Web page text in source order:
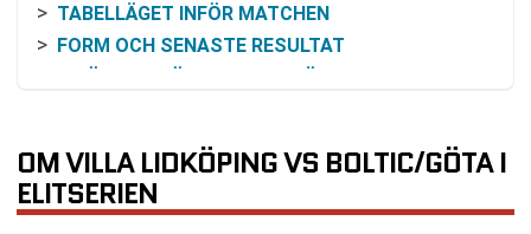
TABELLÄGET INFÖR MATCHEN
FORM OCH SENASTE RESULTAT
SÅ KAN DU FÖLJA MATCHEN PÅ TV ELLER
ONLINE
KOMMANDE MATCHER EFTER OMGÅNG 24
OM VILLA LIDKÖPING VS BOLTIC/GÖTA I
ELITSERIEN